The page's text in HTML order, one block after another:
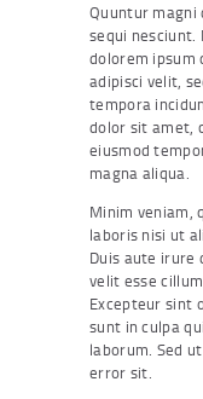
Quuntur magni
sequi nesciunt.
dolorem ipsum
adipisci velit,
tempora
dolor sit amet,
eiusmod
magna aliqua.
Minim veniam,
laboris nisi ut
Duis aute irure
velit esse
Excepteur sint
sunt in culpa
laborum. Sed
error sit.